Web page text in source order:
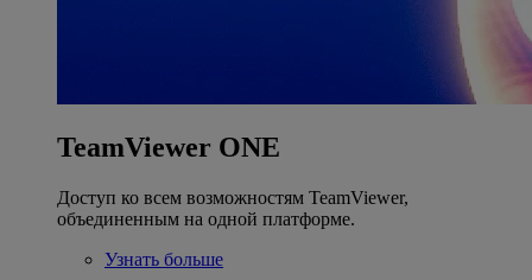
TeamViewer ONE
Доступ ко всем возможностям TeamViewer,
объединенным на одной платформе.
Узнать больше